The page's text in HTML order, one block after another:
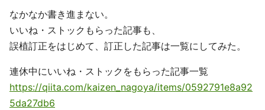
なかなか書き進まない。
いいね・ストックもらった記事も、
誤植訂正をはじめて、訂正した記事は一覧にしてみた。
連休中にいいね・ストックをもらった記事一覧
https://qiita.com/kaizen_nagoya/items/0592791e8a92
5da27db6